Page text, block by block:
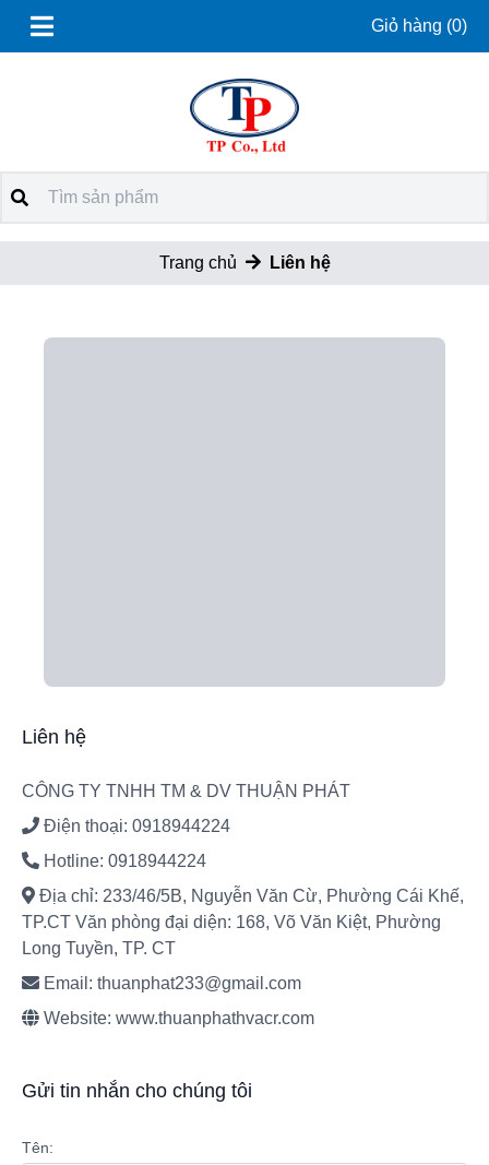
Giỏ hàng (0)
Trang chủ Liên hệ
Liên hệ
CÔNG TY TNHH TM & DV THUẬN PHÁT
Điện thoại: 0918944224
Hotline: 0918944224
Địa chỉ: 233/46/5B, Nguyễn Văn Cừ, Phường Cái Khế,
TP.CT Văn phòng đại diện: 168, Võ Văn Kiệt, Phường
Long Tuyền, TP. CT
Email: thuanphat233@gmail.com
Website: www.thuanphathvacr.com
Gửi tin nhắn cho chúng tôi
Tên: